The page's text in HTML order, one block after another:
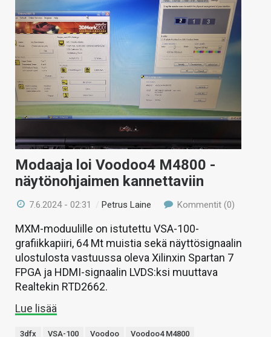
Modaaja loi Voodoo4 M4800 -
näytönohjaimen kannettaviin
7.6.2024 - 02:31 /Petrus Laine Kommentit (0)
MXM-moduulille on istutettu VSA-100-
grafiikkapiiri, 64 Mt muistia sekä näyttösignaalin
ulostulosta vastuussa oleva Xilinxin Spartan 7
FPGA ja HDMI-signaalin LVDS:ksi muuttava
Realtekin RTD2662.
Lue lisää
3dfx VSA-100 Voodoo Voodoo4 M4800